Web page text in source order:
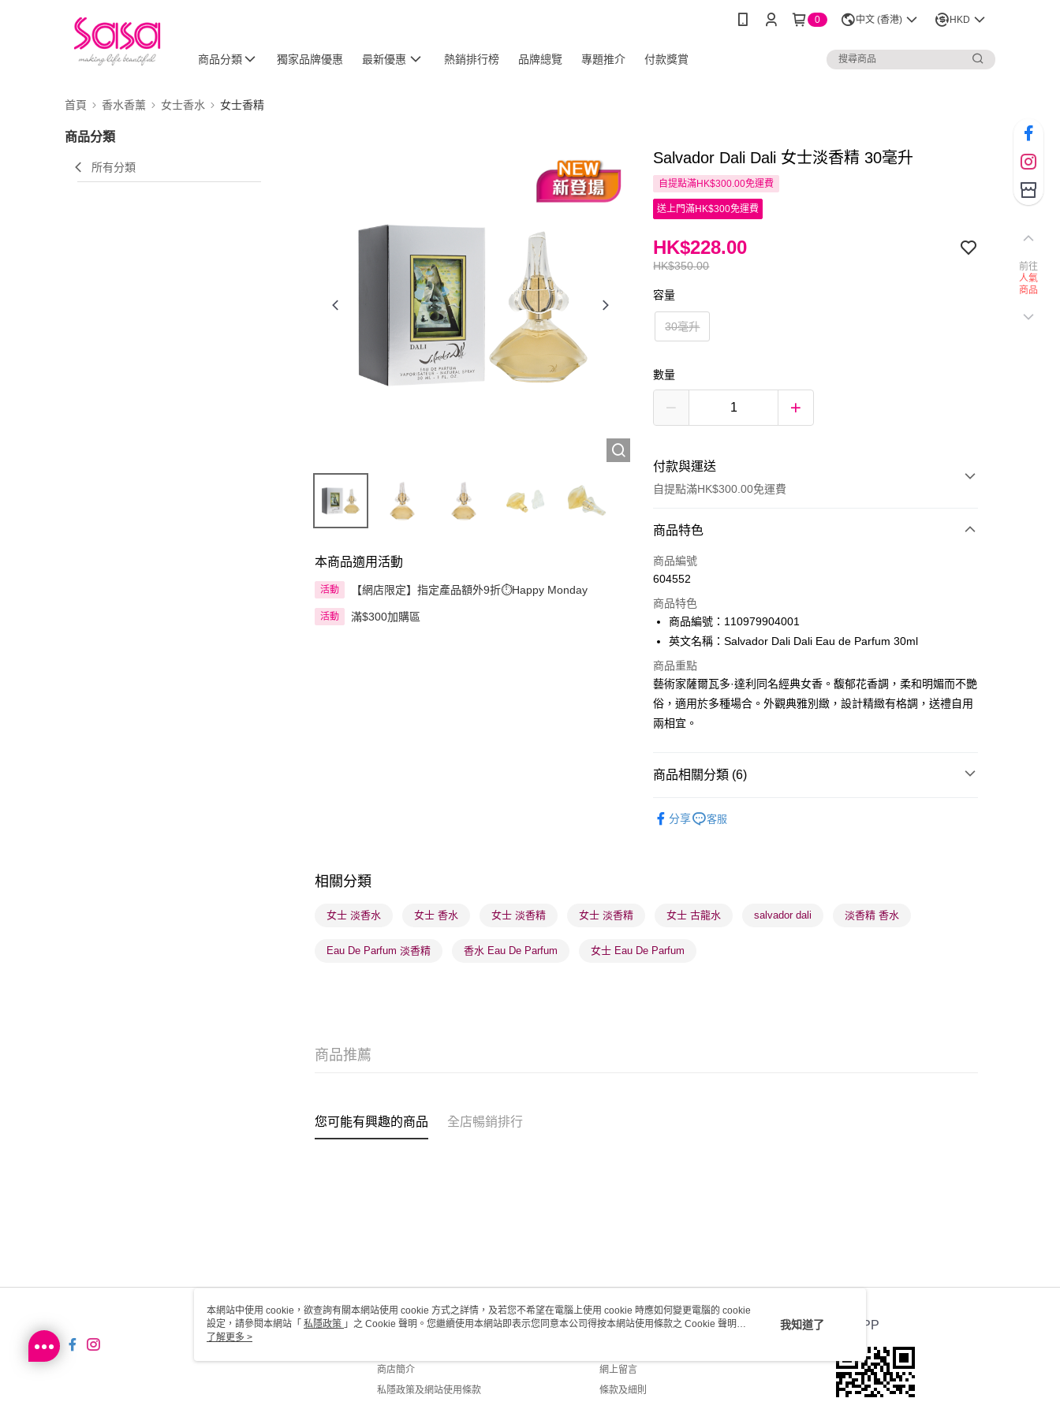
0 中文 (香港) HKD
商品分類 獨家品牌優惠 最新優惠 熱銷排行榜 品牌總覽 專題推介 付款獎賞
首頁 香水香薰 女士香水 女士香精
商品分類
所有分類
本商品適用活動
活動 【網店限定】指定產品額外9折⏱️Happy Monday
活動 滿$300加購區
Salvador Dali Dali 女士淡香精 30毫升
自提點滿HK$300.00免運費
送上門滿HK$300免運費
HK$350.00
HK$228.00
容量
30毫升
數量
付款與運送
自提點滿HK$300.00免運費
付款方式
信用卡
AlipayHK
PayMe
WeChat Pay
BoC Pay
順豐自助櫃 - 確認發貨後1-3個工作天送達
(香港門市) 只顯示可選門市。確認發貨後2-5個工作天到店，3天內
商品特色
商品編號
604552
商品特色
商品編號：110979904001
英文名稱：Salvador Dali Dali Eau de Parfum 30ml
商品重點
藝術家薩爾瓦多·達利同名經典女香。馥郁花香調，柔和明媚而不艷
俗，適用於多種場合。外觀典雅別緻，設計精緻有格調，送禮自用
兩相宜。
商品相關分類 (6)
香水香薰 🌸人氣推薦🌸 便携香水
分享 客服
相關分類
女士 淡香水 女士 香水 女士 淡香精 女士 淡香精 女士 古龍水 salvador dali 淡香精 香水
Eau De Parfum 淡香精 香水 Eau De Parfum 女士 Eau De Parfum
商品推薦
您可能有興趣的商品 全店暢銷排行
關於我們
商店簡介
私隱政策及網站使用條款
客戶服務
網上留言
條款及細則
官方APP
前往
人氣
商品
本網站中使用 cookie，欲查詢有關本網站使用 cookie 方式之詳情，及若您不希望在電腦上使用 cookie 時應如何變更電腦的 cookie
設定，請參閱本網站「 私隱政策 」之 Cookie 聲明。您繼續使用本網站即表示您同意本公司得按本網站使用條款之 Cookie 聲明使
用 cookie。
了解更多 >
我知道了